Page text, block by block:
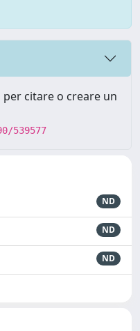
citare o creare un
539577
ND
ND
ND